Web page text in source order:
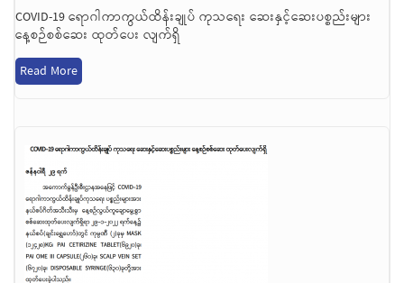
COVID-19 ရောဂါကာကွယ်ထိန်းချုပ် ကုသရေး ဆေးနှင့်ဆေးပစ္စည်းများ
နေ့စဉ်စစ်ဆေး ထုတ်ပေး လျက်ရှိ
Read More